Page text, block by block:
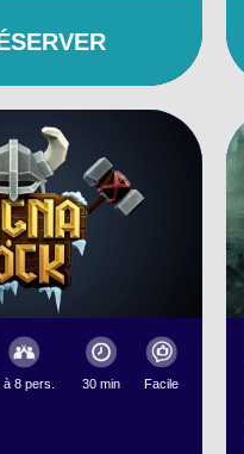
à 8 pers. 30 min Facile